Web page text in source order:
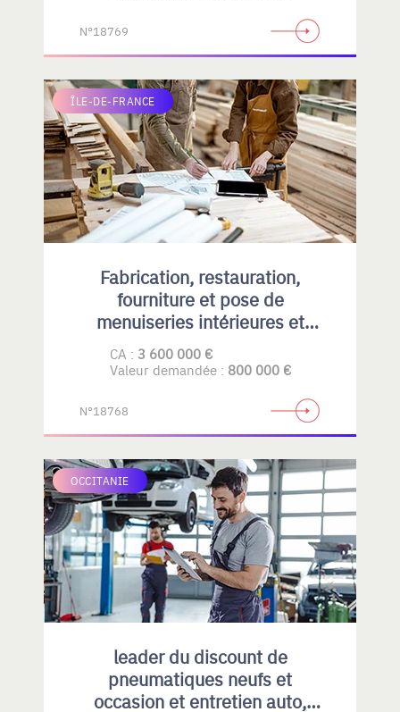
N°18769
ÎLE-DE-FRANCE
Fabrication, restauration,
fourniture et pose de
menuiseries intérieures et
extérieures , principalement en
bois
CA : 3 600 000 €
Valeur demandée : 800 000 €
N°18768
OCCITANIE
leader du discount de
pneumatiques neufs et
occasion et entretien auto,